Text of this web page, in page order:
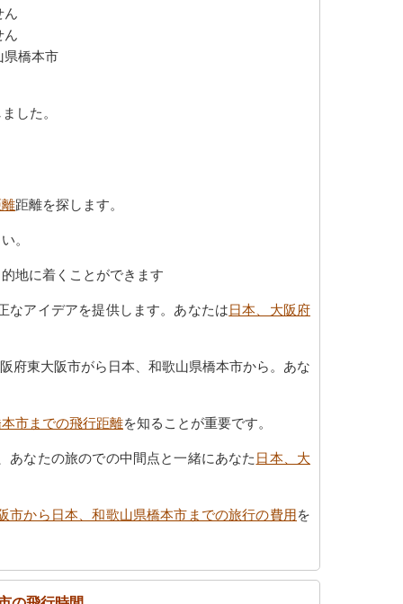
ん
ん
県橋本市
した。
距離を探します。
。
地に着くことができます
なアイデアを提供します。あなたは日本、大阪府
府東大阪市がら日本、和歌山県橋本市から。あな
市までの飛行距離を知ることが重要です。
あなたの旅のでの中間点と一緒にあなた 日本、大
市から日本、和歌山県橋本市までの旅行の費用を